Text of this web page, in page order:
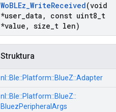
WoBLEz_WriteReceived(void
*user data , const uint8 t
*value , size t len)
Struktura
nl::Ble::Platform::BlueZ::Adapter
nl::Ble::Platform::BlueZ::
BluezPeripheralArgs